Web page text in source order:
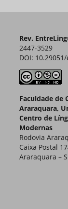
Rev.
2447-3529
DOI: 10.29051/
Faculdade de
Araraquara,
Centro de
Modernas
Rodovia
Caixa Postal
Araraquara –